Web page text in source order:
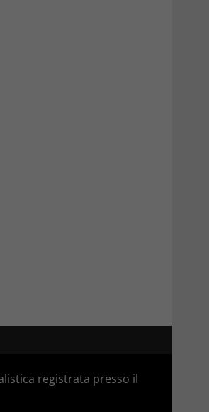
registrata presso il